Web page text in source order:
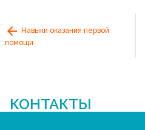
Навыки оказания первой
помощи
КОНТАКТЫ